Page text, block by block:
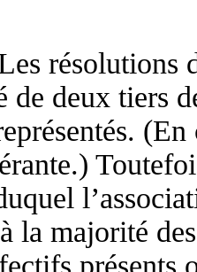
résolutions
de deux tiers
la majorité